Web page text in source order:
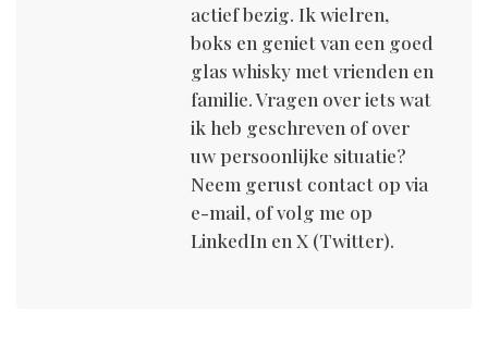
actief bezig. Ik wielren,
boks en geniet van een goed
glas whisky met vrienden en
familie. Vragen over iets wat
ik heb geschreven of over
uw persoonlijke situatie?
Neem gerust contact op via
e-mail, of volg me op
LinkedIn en X (Twitter).